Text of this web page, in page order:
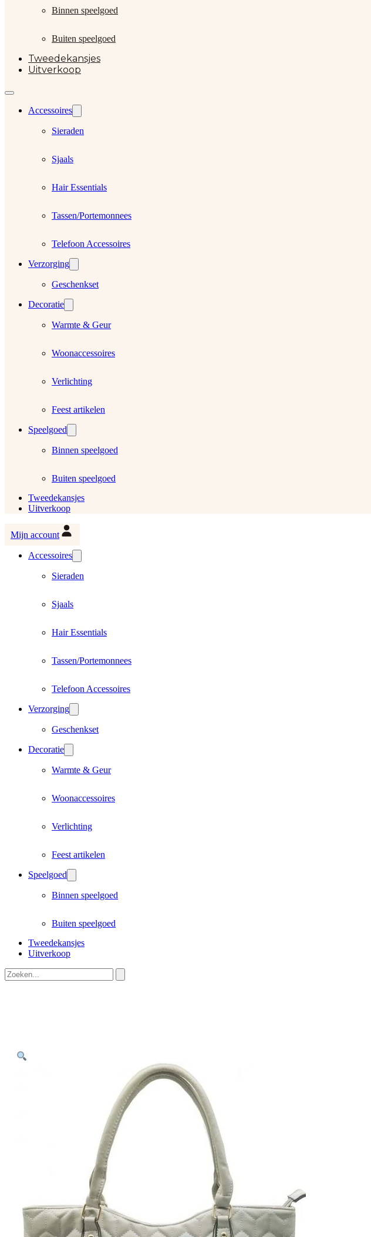
Binnen speelgoed
Buiten speelgoed
Tweedekansjes
Uitverkoop
Accessoires
Sieraden
Sjaals
Hair Essentials
Tassen/Portemonnees
Telefoon Accessoires
Verzorging
Geschenkset
Decoratie
Warmte & Geur
Woonaccessoires
Verlichting
Feest artikelen
Speelgoed
Binnen speelgoed
Buiten speelgoed
Tweedekansjes
Uitverkoop
Mijn account
Accessoires
Sieraden
Sjaals
Hair Essentials
Tassen/Portemonnees
Telefoon Accessoires
Verzorging
Geschenkset
Decoratie
Warmte & Geur
Woonaccessoires
Verlichting
Feest artikelen
Speelgoed
Binnen speelgoed
Buiten speelgoed
Tweedekansjes
Uitverkoop
Zoeken